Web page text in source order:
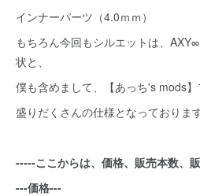
インナーパーツ（4.0ｍｍ）
もちろん今回もシルエットは、
状と、
僕も含めまして、【あっち's mods
盛りだくさんの仕様となっております
-----ここからは、価格、販売本数、
---価格---